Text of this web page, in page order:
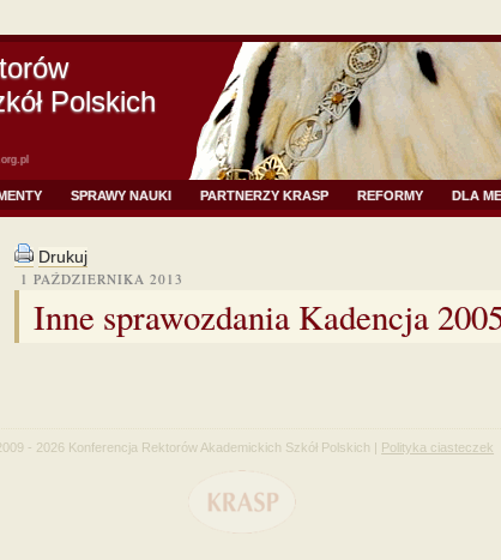
Polskich
SPRAWY NAUKI PARTNERZY KRASP REFORMY DLA
Drukuj
1 PAŹDZIERNIKA 2013
Inne sprawozdania Kadencja
- 2026 Konferencja Rektorów Akademickich Szkół Polskich | Polityka ciasteczek